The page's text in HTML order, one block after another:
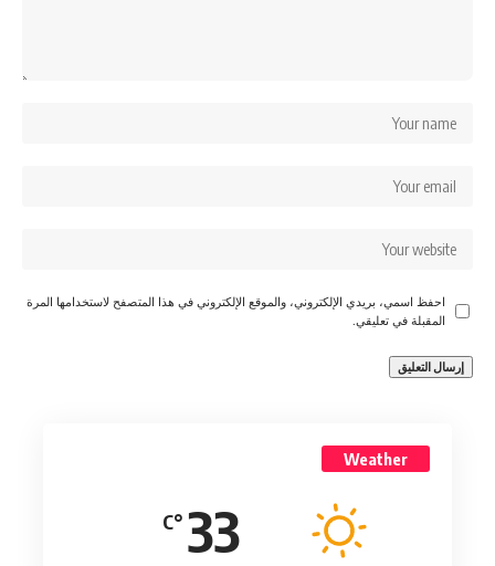
احفظ اسمي، بريدي الإلكتروني، والموقع الإلكتروني في هذا المتصفح لاستخدامها المرة
المقبلة في تعليقي.
Weather
33
°C